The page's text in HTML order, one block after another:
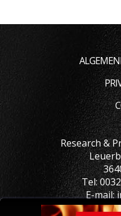
Research &
Tel:
E-mail: